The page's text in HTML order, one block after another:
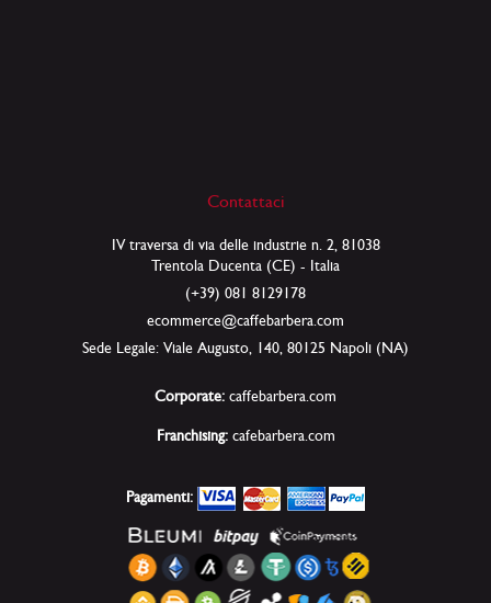
Contattaci
IV traversa di via delle industrie n. 2, 81038
Trentola Ducenta (CE) - Italia
(+39) 081 8129178
ecommerce@caffebarbera.com
Sede Legale: Viale Augusto, 140, 80125 Napoli (NA)
Corporate: caffebarbera.com
Franchising: cafebarbera.com
Pagamenti: